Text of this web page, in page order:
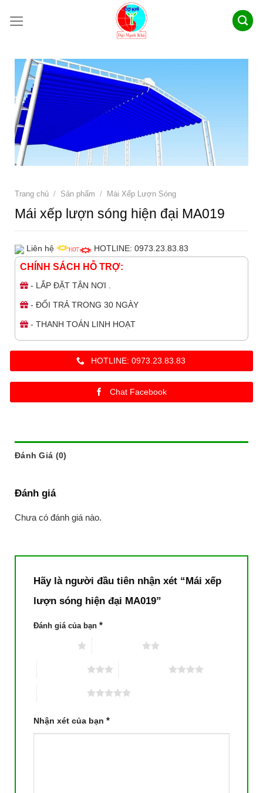
Trang chủ / Sản phẩm / Mái Xếp Lượn Sóng
Mái xếp lượn sóng hiện đại MA019
Liên hệ HOTLINE: 0973.23.83.83
CHÍNH SÁCH HỖ TRỢ:
- LẮP ĐẶT TẬN NƠI .
- ĐỔI TRẢ TRONG 30 NGÀY
- THANH TOÁN LINH HOẠT
HOTLINE: 0973.23.83.83
Chat Facebook
Đánh Giá (0)
Đánh giá
Chưa có đánh giá nào.
Hãy là người đầu tiên nhận xét “Mái xếp
lượn sóng hiện đại MA019”
Đánh giá của bạn *
Nhận xét của bạn *